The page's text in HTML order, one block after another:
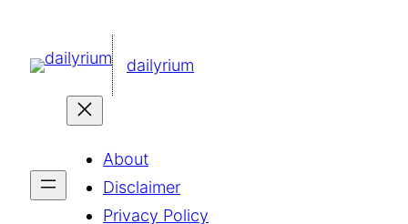
dailyrium
About
Disclaimer
Privacy Policy